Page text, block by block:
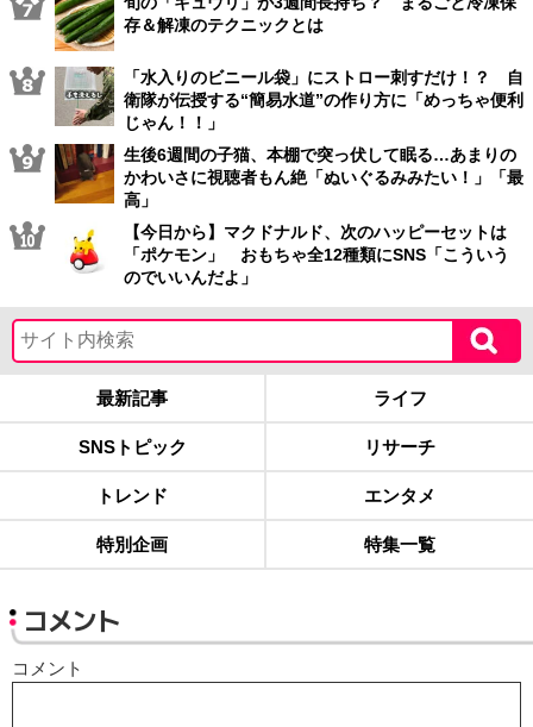
存＆解凍のテクニックとは
「水入りのビニール袋」にストロー刺すだけ！？ 自
衛隊が伝授する“簡易水道”の作り方に「めっちゃ便利
じゃん！！」
生後6週間の子猫、本棚で突っ伏して眠る…あまりの
かわいさに視聴者もん絶「ぬいぐるみみたい！」「最
高」
【今日から】マクドナルド、次のハッピーセットは
「ポケモン」 おもちゃ全12種類にSNS「こういう
のでいいんだよ」
最新記事 ライフ
SNSトピック リサーチ
トレンド エンタメ
特別企画 特集一覧
コメント
コメント